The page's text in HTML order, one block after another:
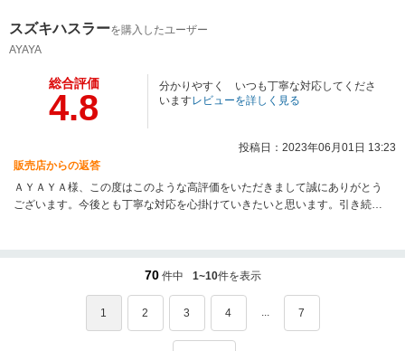
スズキハスラーを購入したユーザー
AYAYA
総合評価
4.8
分かりやすく いつも丁寧な対応してくださ
いますレビューを詳しく見る
投稿日：2023年06月01日 13:23
販売店からの返答
ＡＹＡＹＡ様、この度はこのような高評価をいただきまして誠にありがとう
ございます。今後とも丁寧な対応を心掛けていきたいと思います。引き続き
70 件中 1~10件を表示
1 2 3 4 ... 7